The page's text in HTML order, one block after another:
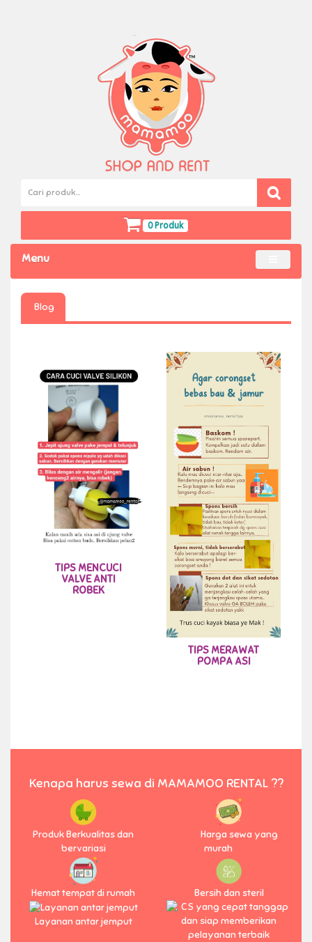
0 Produk
Menu
Blog
TIPS MENCUCI
VALVE ANTI
ROBEK
TIPS MERAWAT
POMPA ASI
Kenapa harus sewa di MAMAMOO RENTAL ??
Produk Berkualitas dan
bervariasi
Harga sewa yang
murah
Hemat tempat di rumah Bersih dan steril
Layanan antar jemput